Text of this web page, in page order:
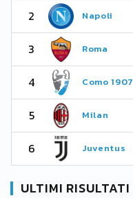
2 Napoli
3 Roma
4 Como 1907
5 Milan
6 Juventus
ULTIMI RISULTATI